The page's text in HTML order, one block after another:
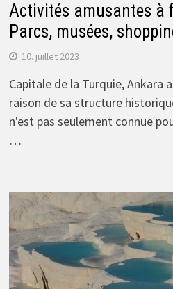
Activités amusantes à
Parcs, musées,
10. juillet 2023
Capitale de la Turquie, Ankara
raison de sa structure
n'est pas seulement connue
…